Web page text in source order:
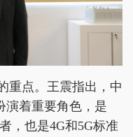
重点。王震指出，中
演着重要角色，是
，也是4G和5G标准